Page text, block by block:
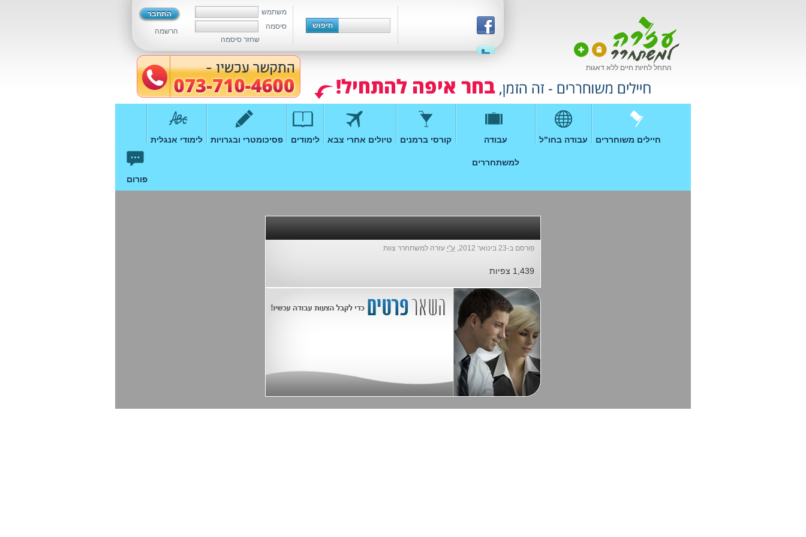
התחל לחיות חיים ללא דאגות
הרשמה
משתמש
סיסמה
שחזר סיסמה
חיילים משוחררים עבודה בחו"ל עבודה
למשתחררים
קורסי ברמנים טיולים אחרי צבא לימודים פסיכומטרי ובגרויות לימודי אנגלית
פורום
פורסם ב-23 בינואר 2012, ע"י עזרה למשתחרר צוות
1,439 צפיות